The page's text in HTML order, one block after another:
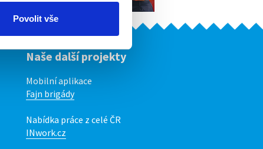
Povolit vše
Naše další projekty
Mobilní aplikace
Fajn brigády
Nabídka práce z celé ČR
INwork.cz